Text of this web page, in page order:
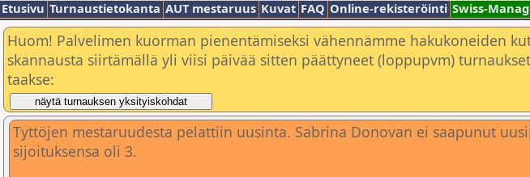
Etusivu Turnaustietokanta AUT mestaruus Kuvat FAQ Online-rekisteröinti Swiss-
Huom! Palvelimen kuorman pienentämiseksi vähennämme hakukoneiden
skannausta siirtämällä yli viisi päivää sitten päättyneet (loppupvm)
taakse:
Tyttöjen mestaruudesta pelattiin uusinta. Sabrina Donovan ei saapunut
sijoituksensa oli 3.